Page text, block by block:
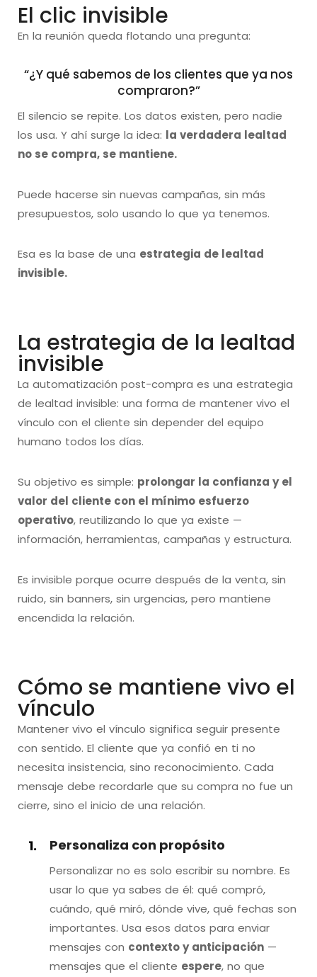
El clic invisible
En la reunión queda flotando una pregunta:
“¿Y qué sabemos de los clientes que ya nos
compraron?”
El silencio se repite. Los datos existen, pero nadie
los usa. Y ahí surge la idea: la verdadera lealtad
no se compra, se mantiene.
Puede hacerse sin nuevas campañas, sin más
presupuestos, solo usando lo que ya tenemos.
Esa es la base de una estrategia de lealtad
invisible.
La estrategia de la lealtad
invisible
La automatización post-compra es una estrategia
de lealtad invisible: una forma de mantener vivo el
vínculo con el cliente sin depender del equipo
humano todos los días.
Su objetivo es simple: prolongar la confianza y el
valor del cliente con el mínimo esfuerzo
operativo, reutilizando lo que ya existe —
información, herramientas, campañas y estructura.
Es invisible porque ocurre después de la venta, sin
ruido, sin banners, sin urgencias, pero mantiene
encendida la relación.
Cómo se mantiene vivo el
vínculo
Mantener vivo el vínculo significa seguir presente
con sentido. El cliente que ya confió en ti no
necesita insistencia, sino reconocimiento. Cada
mensaje debe recordarle que su compra no fue un
cierre, sino el inicio de una relación.
Personaliza con propósito
Personalizar no es solo escribir su nombre. Es
usar lo que ya sabes de él: qué compró,
cuándo, qué miró, dónde vive, qué fechas son
importantes. Usa esos datos para enviar
mensajes con contexto y anticipación —
mensajes que el cliente espere, no que